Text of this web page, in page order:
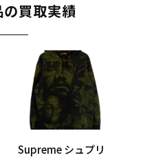
買取実績
Supreme シュプリ